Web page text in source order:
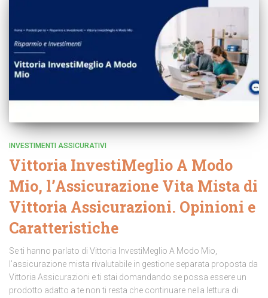
INVESTIMENTI ASSICURATIVI
Vittoria InvestiMeglio A Modo
Mio, l’Assicurazione Vita Mista di
Vittoria Assicurazioni. Opinioni e
Caratteristiche
Se ti hanno parlato di Vittoria InvestiMeglio A Modo Mio,
l’assicurazione mista rivalutabile in gestione separata proposta da
Vittoria Assicurazioni e ti stai domandando se possa essere un
prodotto adatto a te non ti resta che continuare nella lettura di